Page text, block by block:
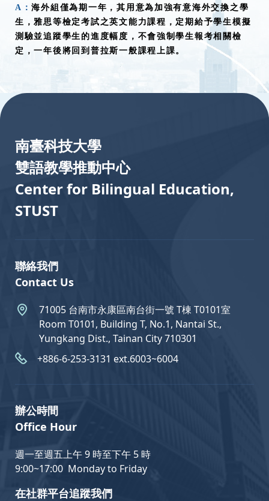
A：海外組僅為期一年，其用意為加強有意海外交換之學
生，雅思等檢定考試之英文能力課程，定期給予學生模擬
測驗並追蹤學生的進度幅度，不會強制學生報考相關檢
定，一年後將回到普拉斯一般課程上課。
南臺科技大學
雙語教學推動中心
Center for Bilingual Education,
STUST
聯絡我們
Contact Us
71005 台南市永康區南台街一號 T棟 T0101室
Room T0101, Building T, No.1, Nantai St.,
Yungkang Dist., Tainan City 710301
+886-6-253-3131 ext.6003~6004
辦公時間
Office Hour
週一至週五上午 9 時至下午 5 時
9:00~17:00 Monday to Friday
在社群平台追蹤我們